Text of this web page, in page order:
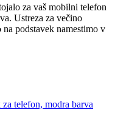
za vaš mobilni telefon
Ustreza za večino
podstavek namestimo v